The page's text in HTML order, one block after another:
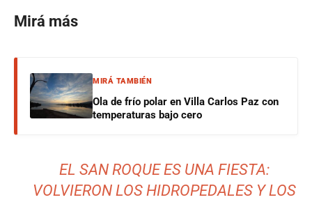
Mirá más
MIRÁ TAMBIÉN
Ola de frío polar en Villa Carlos Paz con
temperaturas bajo cero
EL SAN ROQUE ES UNA FIESTA:
VOLVIERON LOS HIDROPEDALES Y LOS